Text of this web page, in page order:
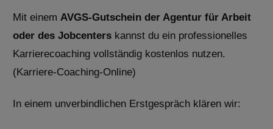
Mit einem AVGS-Gutschein der Agentur für Arbeit
oder des Jobcenters kannst du ein professionelles
Karrierecoaching vollständig kostenlos nutzen.
(Karriere-Coaching-Online)
In einem unverbindlichen Erstgespräch klären wir: